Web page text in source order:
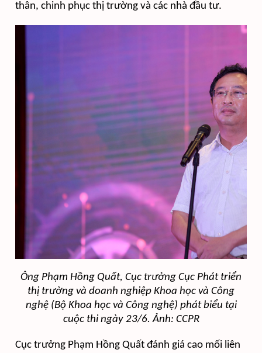
thân, chinh phục thị trường và các nhà đầu tư.
Ông Phạm Hồng Quất, Cục trưởng Cục Phát triển
thị trường và doanh nghiệp Khoa học và Công
nghệ (Bộ Khoa học và Công nghệ) phát biểu tại
cuộc thi ngày 23/6. Ảnh: CCPR
Cục trưởng Phạm Hồng Quất đánh giá cao mối liên